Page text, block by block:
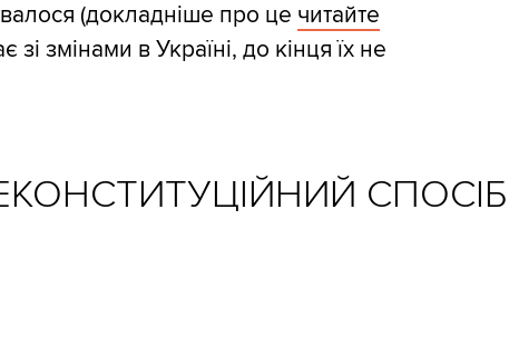
(докладніше про це читайте
зі змінами в Україні, до кінця їх не
СПОСІБ